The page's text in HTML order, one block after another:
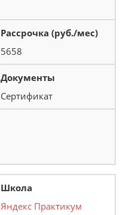
5658
Сертификат
Яндекс Практикум